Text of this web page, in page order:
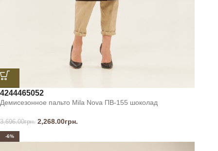
4244465052
Демисезонное пальто Mila Nova ПВ-155 шоколад
3,696.00грн. 2,268.00грн.
-6%